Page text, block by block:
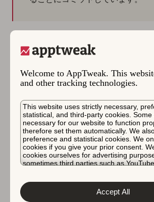
Welcome to AppTweak. This
and other tracking technologies.
This website uses strictly necessary,
statistical, and third-party cookies.
necessary for our website to function
therefore set them automatically. We
preference and statistical cookies. We
cookies if you give your prior consent.
cookies ourselves for advertising
sometimes third parties such as
about the protection of your personal
different cookies we use, please read our
Accept All
認証を取得しており、Ad Agentの背後
る厳格なEnterpriseレベルの基準に準
意味します。
Data stays within AppTweak:お客様
タがAppTweakを離れることはありま
と、Ad Agentは回答を生成するために
にアクセスします — これは当社のイン
ャ内で安全に処理され、厳格な欧州の
設計によるプライバシー：お客様の接